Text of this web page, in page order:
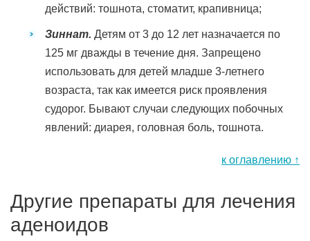
действий: тошнота, стоматит, крапивница;
Зиннат. Детям от 3 до 12 лет назначается по
125 мг дважды в течение дня. Запрещено
использовать для детей младше 3-летнего
возраста, так как имеется риск проявления
судорог. Бывают случаи следующих побочных
явлений: диарея, головная боль, тошнота.
к оглавлению ↑
Другие препараты для лечения
аденоидов